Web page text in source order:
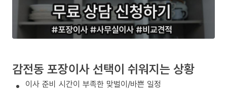
감전동 포장이사 선택이 쉬워지는 상황
이사 준비 시간이 부족한 맞벌이/바쁜 일정